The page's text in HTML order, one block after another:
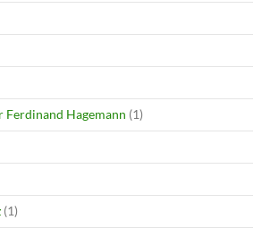
Ferdinand Hagemann (1)
(1)